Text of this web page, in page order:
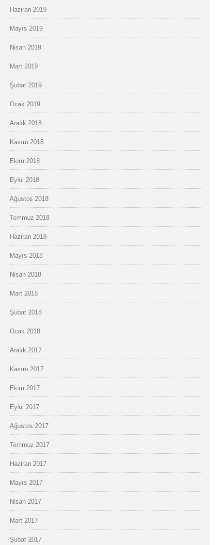
Haziran 2019
Mayıs 2019
Nisan 2019
Mart 2019
Şubat 2019
Ocak 2019
Aralık 2018
Kasım 2018
Ekim 2018
Eylül 2018
Ağustos 2018
Temmuz 2018
Haziran 2018
Mayıs 2018
Nisan 2018
Mart 2018
Şubat 2018
Ocak 2018
Aralık 2017
Kasım 2017
Ekim 2017
Eylül 2017
Ağustos 2017
Temmuz 2017
Haziran 2017
Mayıs 2017
Nisan 2017
Mart 2017
Şubat 2017